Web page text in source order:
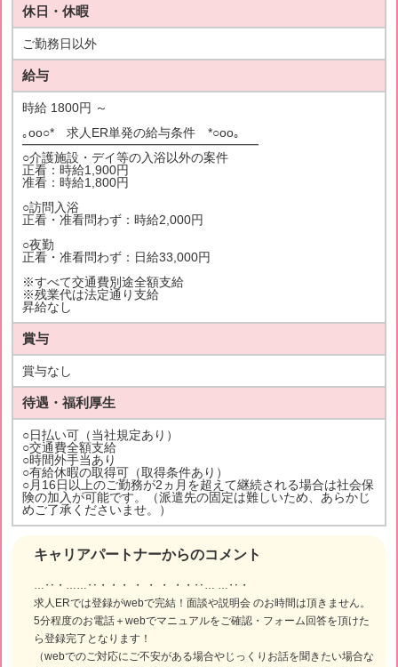
キャリアパートナーからのコメント
…‥・……‥・・・ ・ ・ ・ ・・‥… …‥・
求人ERでは登録がwebで完結！面談や説明会 のお時間は頂きません。
5分程度のお電話＋webでマニュアルをご確認・フォーム回答を頂けた
ら登録完了となります！
（webでのご対応にご不安がある場合やじっくりお話を聞きたい場合な
休日・休暇
ご勤務日以外
給与
時給 1800円 ～
｡oо○* 求人ER単発の給与条件 *○оo｡
━━━━━━━━━━━━━━━━━━━
○介護施設・デイ等の入浴以外の案件
正看：時給1,900円
准看：時給1,800円
○訪問入浴
正看・准看問わず：時給2,000円
○夜勤
正看・准看問わず：日給33,000円
※すべて交通費別途全額支給
※残業代は法定通り支給
昇給なし
賞与
賞与なし
待遇・福利厚生
○日払い可（当社規定あり）
○交通費全額支給
○時間外手当あり
○有給休暇の取得可（取得条件あり）
○月16日以上のご勤務が2ヵ月を超えて継続される場合は社会保
険の加入が可能です。（派遣先の固定は難しいため、あらかじ
めご了承くださいませ。）